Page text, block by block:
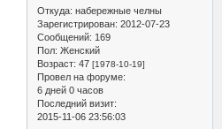
Откуда: набережные челны
Зарегистрирован: 2012-07-23
Сообщений: 169
Пол: Женский
Возраст: 47 [1978-10-19]
Провел на форуме:
6 дней 0 часов
Последний визит:
2015-11-06 23:56:03